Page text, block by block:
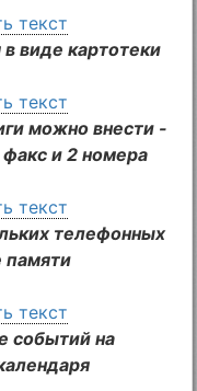
текст
виде картотеки
текст
можно внести -
и 2 номера
текст
телефонных
памяти
текст
событий на